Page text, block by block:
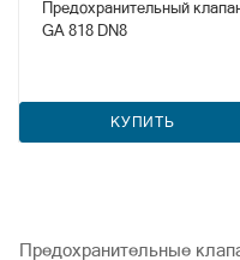
Предохранительный
GA 818 DN8
КУПИТЬ
Предохранительные